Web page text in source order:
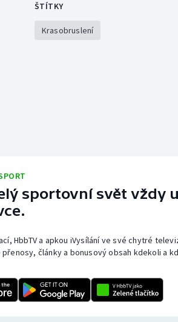
ŠTÍTKY
Krasobruslení
sportovní svět vždy
HbbTV a apkou iVysílání ve své chytré
články a bonusový obsah kdekoli a